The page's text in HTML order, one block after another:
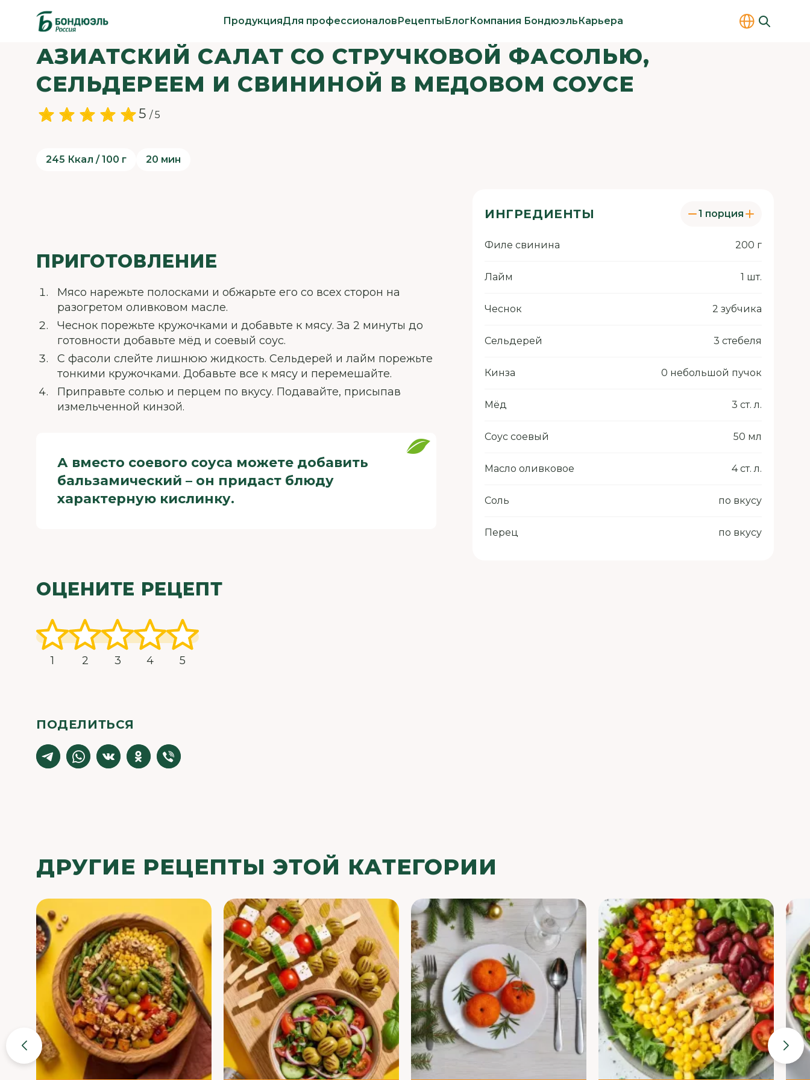
ПродукцияДля профессионаловРецептыБлогКомпания БондюэльКарьера
АЗИАТСКИЙ САЛАТ СО СТРУЧКОВОЙ ФАСОЛЬЮ,
СЕЛЬДЕРЕЕМ И СВИНИНОЙ В МЕДОВОМ СОУСЕ
5 / 5
245 Ккал / 100 г 20 мин
ИНГРЕДИЕНТЫ 1 порция
Филе свинина 200 г
Лайм 1 шт.
Чеснок 2 зубчика
Сельдерей 3 стебеля
Кинза 0 небольшой пучок
Мёд 3 ст. л.
Соус соевый 50 мл
Масло оливковое 4 ст. л.
Соль по вкусу
Перец по вкусу
ПРИГОТОВЛЕНИЕ
Мясо нарежьте полосками и обжарьте его со всех сторон на
разогретом оливковом масле.
Чеснок порежьте кружочками и добавьте к мясу. За 2 минуты до
готовности добавьте мёд и соевый соус.
С фасоли слейте лишнюю жидкость. Сельдерей и лайм порежьте
тонкими кружочками. Добавьте все к мясу и перемешайте.
Приправьте солью и перцем по вкусу. Подавайте, присыпав
измельченной кинзой.
А вместо соевого соуса можете добавить
бальзамический – он придаст блюду
характерную кислинку.
ОЦЕНИТЕ РЕЦЕПТ
1 2 3 4 5
ПОДЕЛИТЬСЯ
ДРУГИЕ РЕЦЕПТЫ ЭТОЙ КАТЕГОРИИ